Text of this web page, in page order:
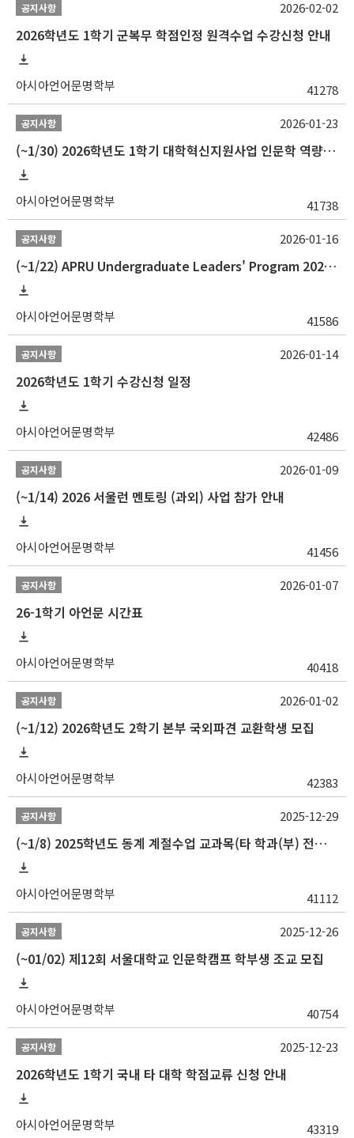
공지사항
2026학년도 1학기 군복무 학점인정 원격수업 수강신청 안내
아시아언어문명학부 41278
2026-02-02
공지사항
(~1/30) 2026학년도 1학기 대학혁신지원사업 인문학 역량강화 학업지원금 지원 선발 안내(학·석·박사)
아시아언어문명학부 41738
2026-01-23
공지사항
(~1/22) APRU Undergraduate Leaders' Program 2026 프로그램 참가자 모집
아시아언어문명학부 41586
2026-01-16
공지사항
2026학년도 1학기 수강신청 일정
아시아언어문명학부 42486
2026-01-14
공지사항
(~1/14) 2026 서울런 멘토링 (과외) 사업 참가 안내
아시아언어문명학부 41456
2026-01-09
공지사항
26-1학기 아언문 시간표
아시아언어문명학부 40418
2026-01-07
공지사항
(~1/12) 2026학년도 2학기 본부 국외파견 교환학생 모집
아시아언어문명학부 42383
2026-01-02
공지사항
(~1/8) 2025학년도 동계 계절수업 교과목(타 학과(부) 전공 및 교양) 성적평가방법 선택제 신청 안내
아시아언어문명학부 41112
2025-12-29
공지사항
(~01/02) 제12회 서울대학교 인문학캠프 학부생 조교 모집
아시아언어문명학부 40754
2025-12-26
공지사항
2026학년도 1학기 국내 타 대학 학점교류 신청 안내
아시아언어문명학부 43319
2025-12-23